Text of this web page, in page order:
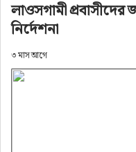
লাওসগামী
নির্দেশনা
৩ মাস আগে